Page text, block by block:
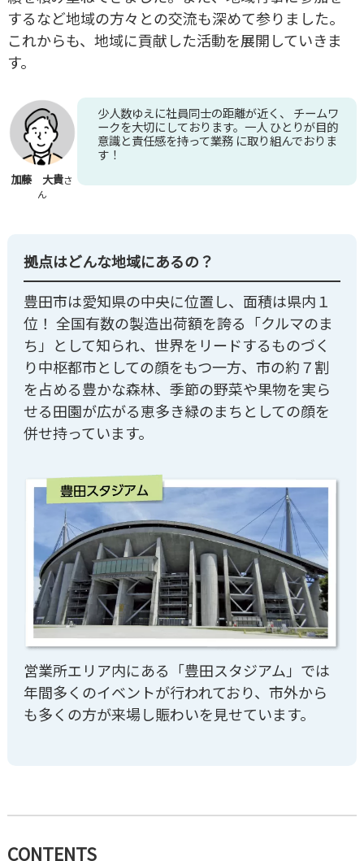
するなど地域の方々との交流も深めて参りました。
これからも、地域に貢献した活動を展開していきま
す。
加藤 大貴さ
ん
少人数ゆえに社員同士の距離が近く、 チームワ
ークを大切にしております。一人 ひとりが目的
意識と責任感を持って業務 に取り組んでおりま
す！
拠点はどんな地域にあるの？
豊田市は愛知県の中央に位置し、面積は県内１
位！ 全国有数の製造出荷額を誇る「クルマのま
ち」として知られ、世界をリードするものづく
り中枢都市としての顔をもつ一方、市の約７割
を占める豊かな森林、季節の野菜や果物を実ら
せる田園が広がる恵多き緑のまちとしての顔を
併せ持っています。
営業所エリア内にある「豊田スタジアム」では
年間多くのイベントが行われており、市外から
も多くの方が来場し賑わいを見せています。
CONTENTS